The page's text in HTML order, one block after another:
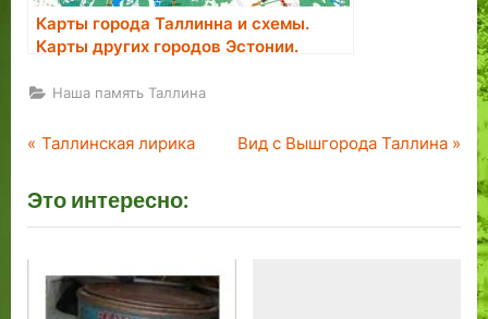
Карты города Таллинна и схемы.
Карты других городов Эстонии.
Наша память Таллина
Навигация
по
записям
P
e
v
o
Таллинская лирика
N
t
P
Вид с Вышгорода Таллина
Это интересно: